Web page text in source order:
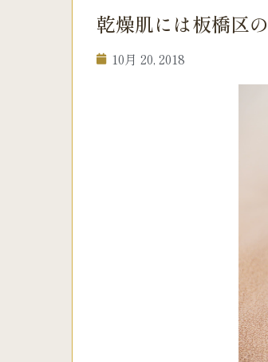
乾燥肌には板橋区
10月 20, 2018